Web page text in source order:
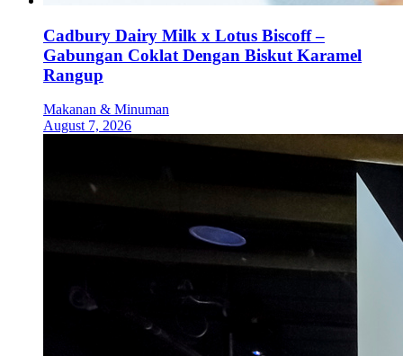
Cadbury Dairy Milk x Lotus Biscoff –
Gabungan Coklat Dengan Biskut Karamel
Rangup
Makanan & Minuman
August 7, 2026